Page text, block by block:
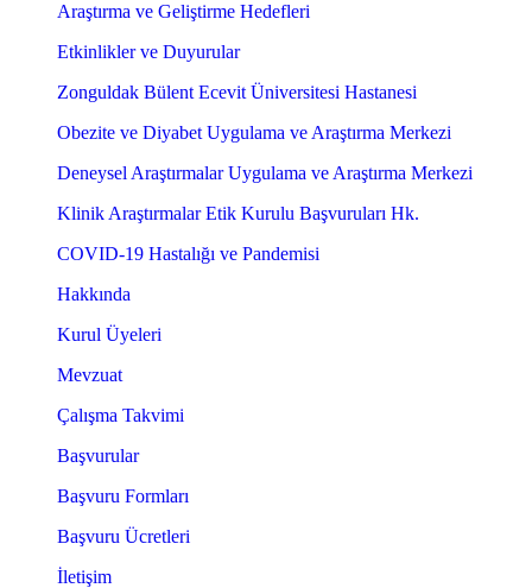
Araştırma ve Geliştirme Hedefleri
Etkinlikler ve Duyurular
Zonguldak Bülent Ecevit Üniversitesi Hastanesi
Obezite ve Diyabet Uygulama ve Araştırma Merkezi
Deneysel Araştırmalar Uygulama ve Araştırma Merkezi
Klinik Araştırmalar Etik Kurulu Başvuruları Hk.
COVID-19 Hastalığı ve Pandemisi
Hakkında
Kurul Üyeleri
Mevzuat
Çalışma Takvimi
Başvurular
Başvuru Formları
Başvuru Ücretleri
İletişim